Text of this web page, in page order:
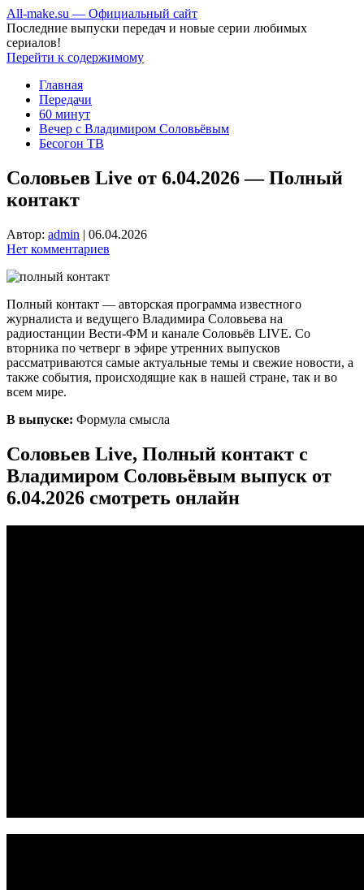
All-make.su — Официальный сайт
Последние выпуски передач и новые серии любимых
сериалов!
Перейти к содержимому
Главная
Передачи
60 минут
Вечер с Владимиром Соловьёвым
Бесогон ТВ
Соловьев Live от 6.04.2026 — Полный
контакт
Автор: admin | 06.04.2026
Нет комментариев
Полный контакт — авторская программа известного
журналиста и ведущего Владимира Соловьева на
радиостанции Вести-ФМ и канале Соловьёв LIVE. Со
вторника по четверг в эфире утренних выпусков
рассматриваются самые актуальные темы и свежие новости, а
также события, происходящие как в нашей стране, так и во
всем мире.
В выпуске: Формула смысла
Соловьев Live, Полный контакт с
Владимиром Соловьёвым выпуск от
6.04.2026 смотреть онлайн